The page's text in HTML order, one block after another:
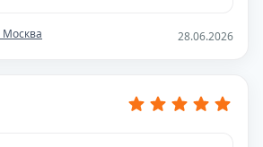
28.06.2026